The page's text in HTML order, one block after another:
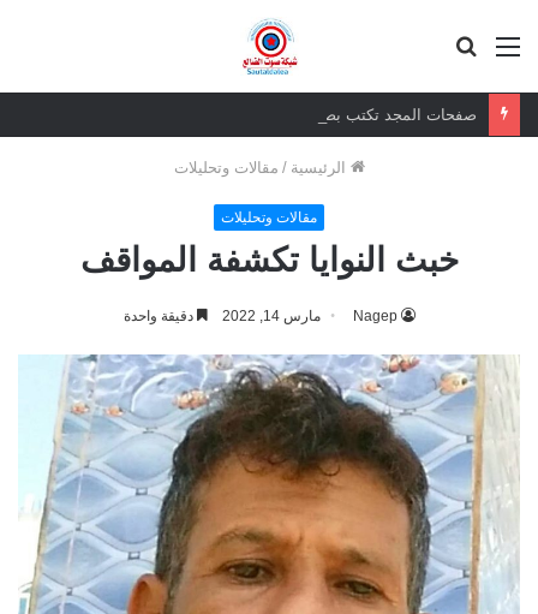
القائمة
صفحات المجد تكتب بصمود الاوفياء!
الرئيسية / مقالات وتحليلات
مقالات وتحليلات
خبث النوايا تكشفة المواقف
Nagep مارس 14, 2022 دقيقة واحدة